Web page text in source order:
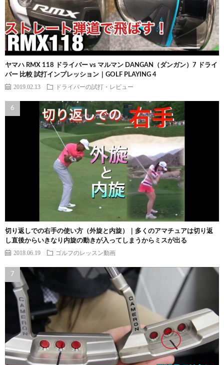
ヤマハ RMX 118 ドライバー vs マルマン DANGAN（ダンガン）7 ドライ
バー 比較 試打インプレッション｜GOLF PLAYING 4
2019.02.13 ドライバーの試打・レビュー
切り返しでの右手の使い方（外旋と内旋）｜多くのアマチュアは切り返
し直後からいきなり内旋の動きが入ってしまうからミスが出る
2018.06.19 ゴルフのレッスン動画